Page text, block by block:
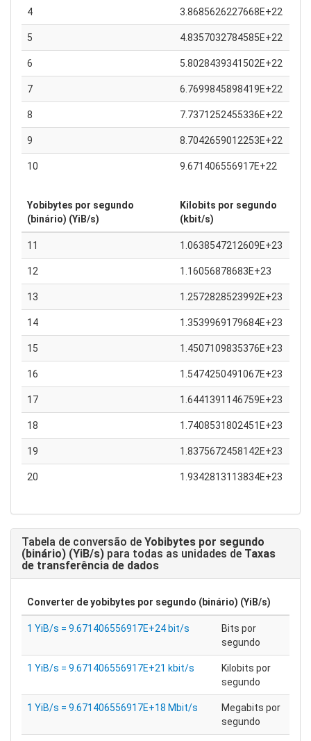
4 3.8685626227668E+22
5 4.8357032784585E+22
6 5.8028439341502E+22
7 6.7699845898419E+22
8 7.7371252455336E+22
9 8.7042659012253E+22
10 9.671406556917E+22
Yobibytes por segundo
(binário) (YiB/s)
Kilobits por segundo
(kbit/s)
11 1.0638547212609E+23
12 1.16056878683E+23
13 1.2572828523992E+23
14 1.3539969179684E+23
15 1.4507109835376E+23
16 1.5474250491067E+23
17 1.6441391146759E+23
18 1.7408531802451E+23
19 1.8375672458142E+23
20 1.9342813113834E+23
Tabela de conversão de Yobibytes por segundo
(binário) (YiB/s) para todas as unidades de Taxas
de transferência de dados
Converter deyobibytes por segundo (binário) (YiB/s)
1 YiB/s = 9.671406556917E+24 bit/s
Bits por
segundo
1 YiB/s = 9.671406556917E+21 kbit/s
Kilobits por
segundo
1 YiB/s = 9.671406556917E+18 Mbit/s
Megabits por
segundo